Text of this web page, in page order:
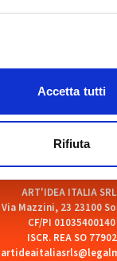
Accetta tutti
Rifiuta
ART'IDEA ITALIA
Via Mazzini, 23 23100
CF/PI 01035400140
ISCR. REA SO 77902